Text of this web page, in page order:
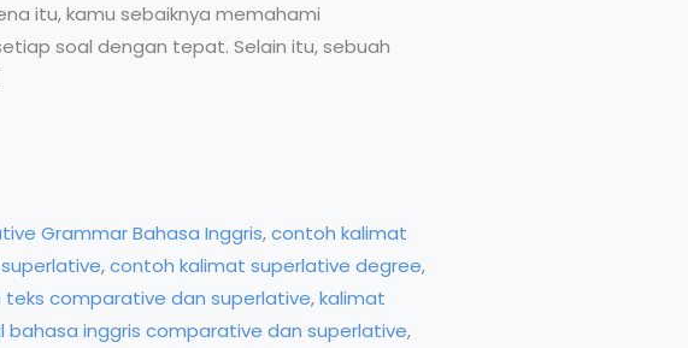
itu, kamu sebaiknya memahami
soal dengan tepat. Selain itu, sebuah
Grammar Bahasa Inggris,contoh kalimat
,contoh kalimat superlative degree,
comparative dan superlative,kalimat
bahasa inggris comparative dan superlative,